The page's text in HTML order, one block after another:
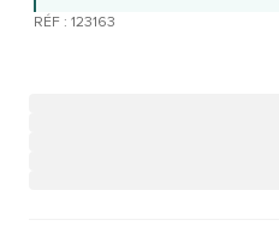
RÉF : 123163